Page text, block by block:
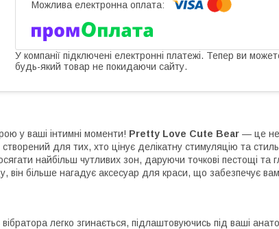
У компанії підключені електронні платежі. Тепер ви
будь-який товар не покидаючи сайту.
у ваші інтимні моменти! Pretty Love Cute Bear — це
створений для тих, хто цінує делікатну стимуляцію та
найбільш чутливих зон, даруючи точкові пестощі та
він більше нагадує аксесуар для краси, що забезпечує
легко згинається, підлаштовуючись під ваші